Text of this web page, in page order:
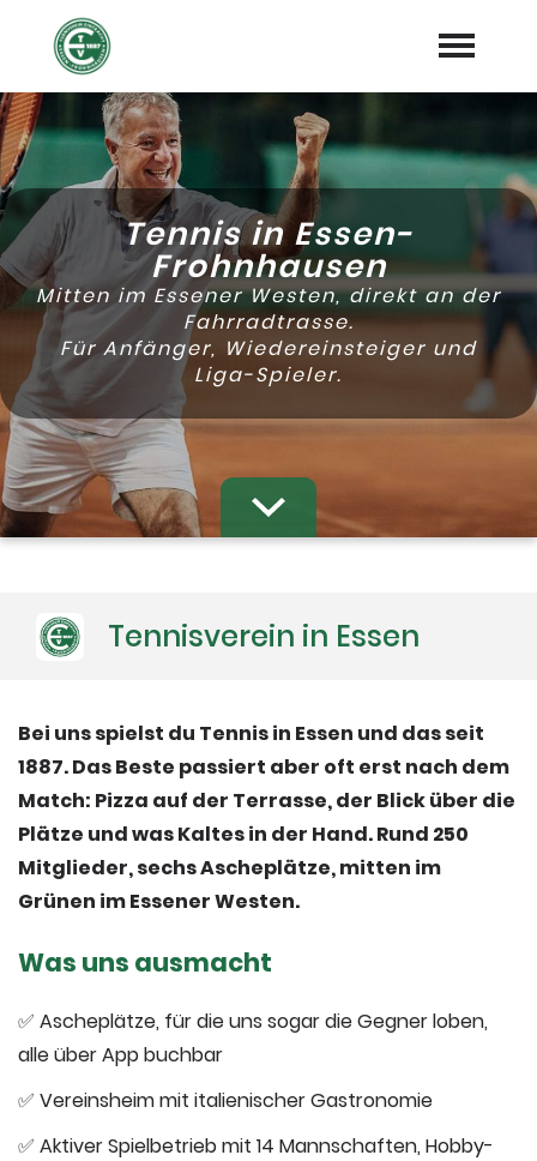
Home
Platzbuchung
Mitglied werden
Training
Tennis für Kinder
Mehr expand_more
Tennis in Essen-
Frohnhausen
Mitten im Essener Westen, direkt an der
Fahrradtrasse.
Für Anfänger, Wiedereinsteiger und
Liga-Spieler.
Tennisverein in Essen
Bei uns spielst du Tennis in Essen und das seit
1887. Das Beste passiert aber oft erst nach dem
Match: Pizza auf der Terrasse, der Blick über die
Plätze und was Kaltes in der Hand. Rund 250
Mitglieder, sechs Ascheplätze, mitten im
Grünen im Essener Westen.
Was uns ausmacht
✅ Ascheplätze, für die uns sogar die Gegner loben,
alle über App buchbar
✅ Vereinsheim mit italienischer Gastronomie
✅ Aktiver Spielbetrieb mit 14 Mannschaften, Hobby-